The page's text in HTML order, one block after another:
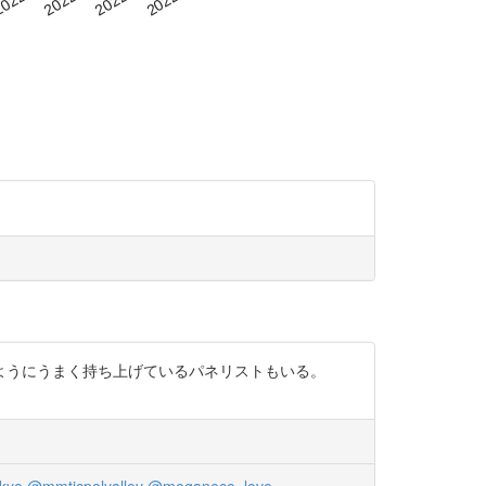
にうまく持ち上げているパネリストもいる。